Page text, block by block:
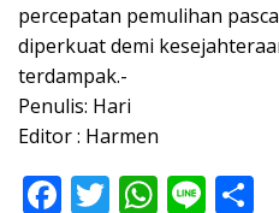
percepatan pemulihan
diperkuat demi
terdampak.-
Penulis: Hari
Editor : Harmen
F T W Li